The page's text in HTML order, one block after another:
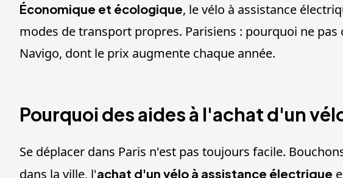
Économique et écologique, le vélo à assistance
modes de transport propres. Parisiens : pourquoi ne
Navigo, dont le prix augmente chaque année.
Pourquoi des aides à l'achat d'un
Se déplacer dans Paris n'est pas toujours facile.
dans la ville, l'achat d'un vélo à assistance électrique